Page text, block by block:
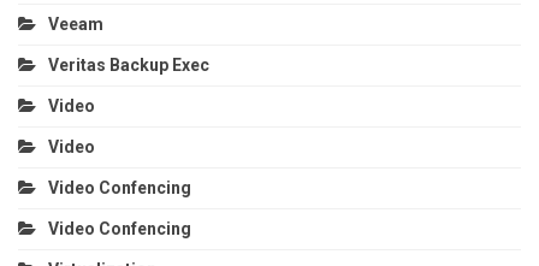
Veeam
Veritas Backup Exec
Video
Video
Video Confencing
Video Confencing